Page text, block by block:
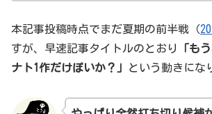
本記事投稿時点でまだ夏期の前半戦（
すが、早速記事タイトルのとおり
「も
ナト1作だけぽいか？」
という動きにな